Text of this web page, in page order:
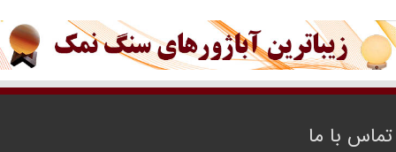
تماس با ما